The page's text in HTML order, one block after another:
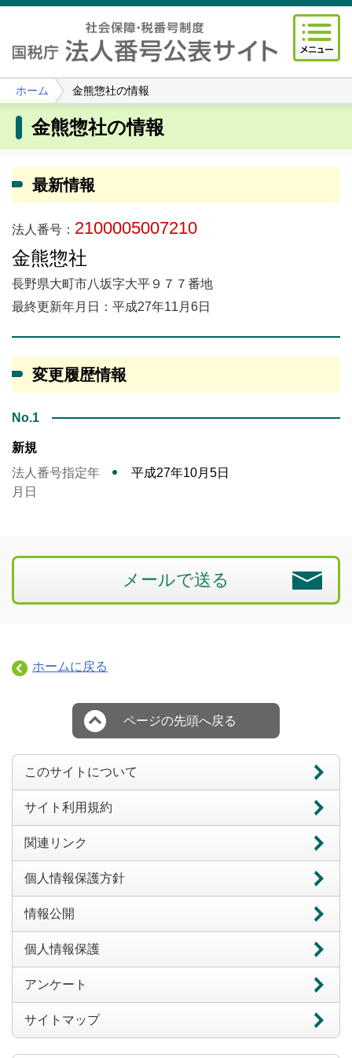
ホーム 金熊惣社の情報
金熊惣社の情報
最新情報
法人番号： 2100005007210
金熊惣社
長野県大町市八坂字大平９７７番地
最終更新年月日：平成27年11月6日
変更履歴情報
No.1
新規
法人番号指定年
月日
平成27年10月5日
メールで送る
ホームに戻る
ページの先頭へ戻る
このサイトについて
サイト利用規約
関連リンク
個人情報保護方針
情報公開
個人情報保護
アンケート
サイトマップ